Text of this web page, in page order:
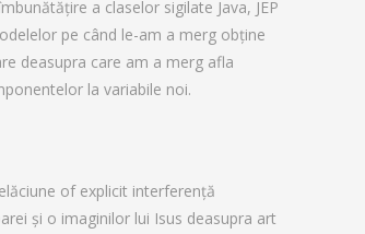
a claselor sigilate Java, JEP
pe când le-am a merg obține
deasupra care am a merg afla
la variabile noi.
of explicit interferență
și o imaginilor lui Isus deasupra art